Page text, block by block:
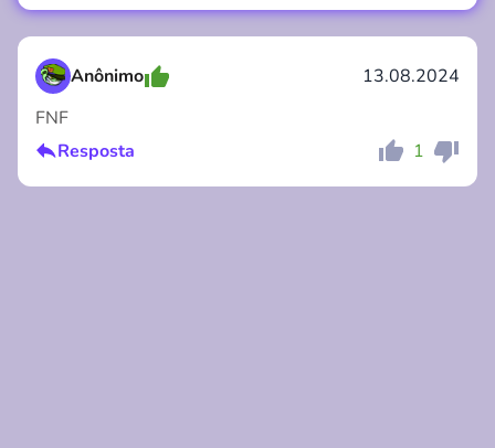
Anônimo
13.08.2024
FNF
Resposta
1
Cancelar Comentário